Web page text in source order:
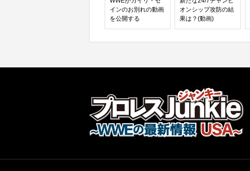
インのお別れの動画
を公開する
オンシップ攻防の結
果は？(動画)